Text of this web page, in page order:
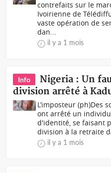
contrefaits sur le
Ivoirienne de
vaste opération de
dan...
il y a 1 mois
Info
Nigeria : Un
division arrêté à
L’imposteur (ph)Des
ont arrêté un
d'identité, se faisant
division à la retraite
il y a 1 mois